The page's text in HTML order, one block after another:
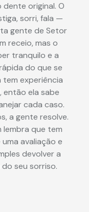
original. O
sorri, fala —
gente de Setor
receio, mas o
tranquilo e a
do que se
tem experiência
então ela sabe
cada caso.
a gente resolve.
lembra que tem
avaliação e
devolver a
seu sorriso.